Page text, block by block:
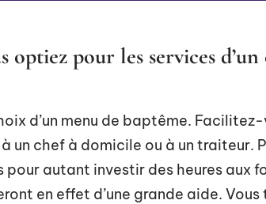
optiez pour les services
d’un menu de baptême.
chef à domicile ou à un traiteur.
autant investir des heures aux
en effet d’une grande aide. Vous